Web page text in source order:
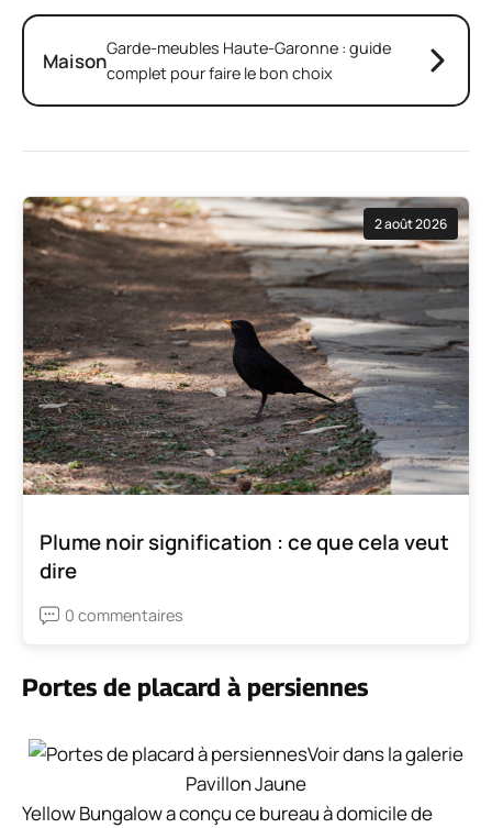
MaisonGarde-meubles Haute-Garonne : guide
complet pour faire le bon choix
2 août 2026
Plume noir signification : ce que cela veut
dire
0 commentaires
Portes de placard à persiennes
Voir dans la galerie
Pavillon Jaune
Yellow Bungalow a conçu ce bureau à domicile de